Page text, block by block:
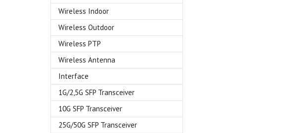
Wireless Indoor
Wireless Outdoor
Wireless PTP
Wireless Antenna
Interface
1G/2,5G SFP Transceiver
10G SFP Transceiver
25G/50G SFP Transceiver